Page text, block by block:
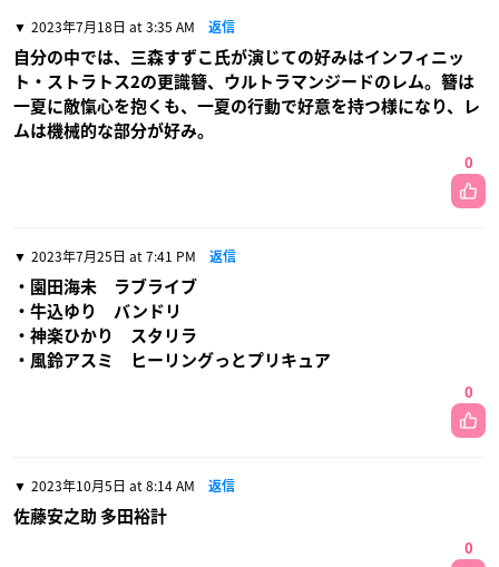
2023年7月18日 at 3:35 AM 返信
自分の中では、三森すずこ氏が演じての好みはインフィニッ
ト・ストラトス2の更識簪、ウルトラマンジードのレム。簪は
一夏に敵愾心を抱くも、一夏の行動で好意を持つ様になり、レ
ムは機械的な部分が好み。
0
2023年7月25日 at 7:41 PM 返信
・園田海未 ラブライブ
・牛込ゆり バンドリ
・神楽ひかり スタリラ
・風鈴アスミ ヒーリングっとプリキュア
0
2023年10月5日 at 8:14 AM 返信
佐藤安之助 多田裕計
0